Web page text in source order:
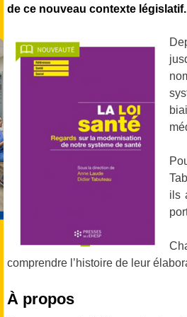
de ce nouveau contexte législatif.
ils
comprendre l’histoire de leur
À propos